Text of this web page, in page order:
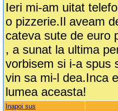
Ieri mi-am uitat
o pizzerie.Il aveam
cateva sute de euro
, a sunat la ultima
vorbisem si i-a spus
vin sa mi-l dea.Inca
lumea aceasta!
Inapoi sus